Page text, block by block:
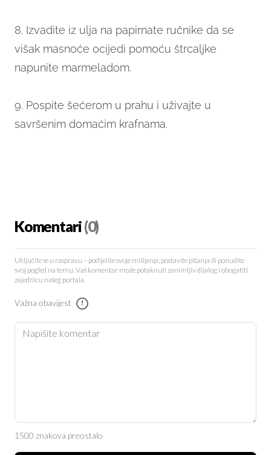
8. Izvadite iz ulja na papirnate ručnike da se
višak masnoće ocijedi pomoću štrcaljke
napunite marmeladom.
9. Pospite šećerom u prahu i uživajte u
savršenim domaćim krafnama.
Komentari(0)
Uključite se u raspravu – podijelite svoje mišljenje, postavite pitanja ili ponudite
svoj pogled na temu. Vaš komentar može potaknuti zanimljiv dijalog i obogatiti
zajednicu našeg portala.
Važna obavijest !
1500 znakova preostalo